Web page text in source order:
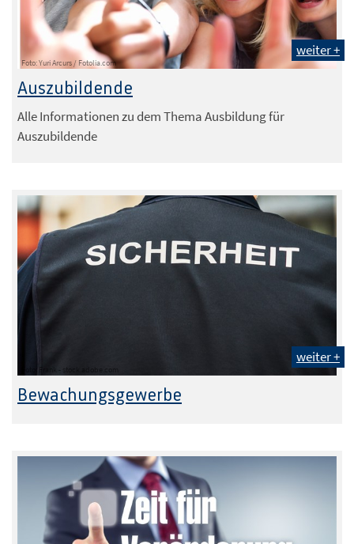
Foto: Yuri Arcurs / Fotolia.com
weiter +
Auszubildende
Alle Informationen zu dem Thema Ausbildung für
Auszubildende
Foto: Frank - stock.adobe.com
weiter +
Bewachungsgewerbe